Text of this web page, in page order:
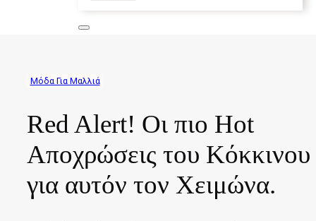
Μόδα Για Μαλλιά
Red Alert! Οι πιο Hot
Αποχρώσεις του Κόκκινου
για αυτόν τον Χειμώνα.